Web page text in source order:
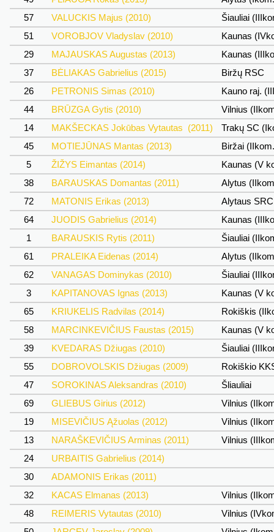
57
VALUCKIS Majus (2010)
Šiauliai
51
VOROBJOV Vladyslav (2010)
Kaunas
29
MAJAUSKAS Augustas (2013)
Kaunas
37
BĖLIAKAS Gabrielius (2015)
Biržų RSC
26
PETRONIS Simas (2010)
Kauno raj.
44
BRŪZGA Gytis (2010)
Vilnius
14
MAKŠECKAS Jokūbas Vytautas (2011)
Trakų SC
45
MOTIEJŪNAS Mantas (2013)
Biržai
5
ŽIŽYS Eimantas (2014)
Kaunas (V
38
BARAUSKAS Domantas (2011)
Alytus
72
MATONIS Erikas (2013)
Alytaus
64
JUODIS Gabrielius (2014)
Kaunas
1
BARAUSKIS Rytis (2011)
Šiauliai
61
PRALEIKA Eidenas (2014)
Alytus
62
VANAGAS Dominykas (2010)
Šiauliai
3
KAPITANOVAS Ignas (2013)
Kaunas (V
65
KRIUKELIS Radvilas (2014)
Rokiškis
58
MARCINKEVIČIUS Faustas (2015)
Kaunas (V
39
KVEDARAS Džiugas (2010)
Šiauliai
55
DOBROVOLSKIS Džiugas (2009)
Rokiškio
47
SOROKINAS Aleksandras (2010)
Šliauliai
69
GLIEBUS Girius (2012)
Vilnius
19
MISEVIČIUS Ąžuolas (2012)
Vilnius
13
NARAŠKEVIČIUS Arminas (2011)
Vilnius
24
URBAITIS Gabrielius (2014)
30
ADAMONIS Erikas (2011)
32
KACAS Elmanas (2013)
Vilnius
48
REIMERIS Vytautas (2010)
Vilnius